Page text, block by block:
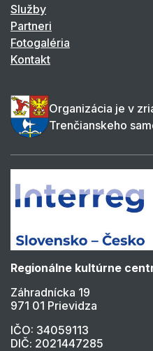
Služby
Partneri
Fotogaléria
Kontakt
Organizácia je v
Trenčianskeho
Regionálne kultúrne
Záhradnícka 19
971 01 Prievidza
IČO: 34059113
DIČ: 2021447285